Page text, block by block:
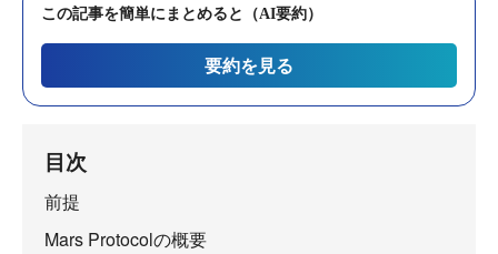
この記事を簡単にまとめると（AI要約）
要約を見る
目次
前提
Mars Protocolの概要